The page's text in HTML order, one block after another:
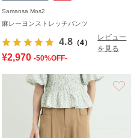
Samansa Mos2
麻レーヨンストレッチパンツ
4.8 （4）
レビュー
を見る
¥2,970 -50%OFF-
お気に入り